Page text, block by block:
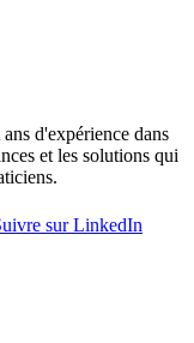
d'expérience dans
et les solutions qui
sur LinkedIn